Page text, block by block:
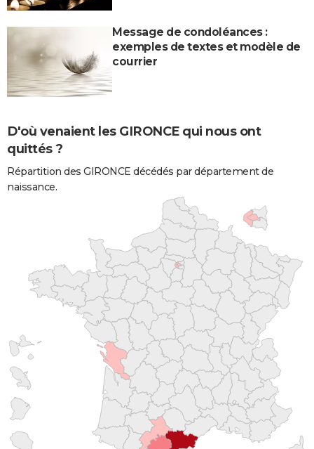
Message de condoléances :
exemples de textes et modèle de
courrier
D'où venaient les GIRONCE qui nous ont
quittés ?
Répartition des GIRONCE décédés par département de
naissance.